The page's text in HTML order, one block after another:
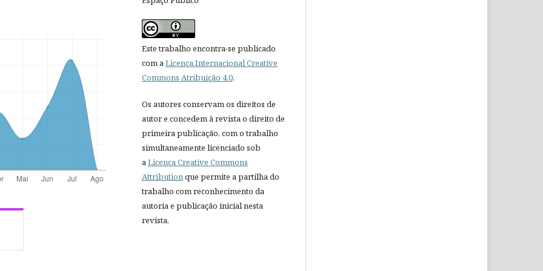
Este trabalho encontra-se publicado
com aLicença Internacional Creative
Commons Atribuição 4.0.
Os autores conservam os direitos de
autor e concedem à revista o direito de
primeira publicação, com o trabalho
simultaneamente licenciado sob
aLicença Creative Commons
Attributionque permite a partilha do
trabalho com reconhecimento da
autoria e publicação inicial nesta
revista.